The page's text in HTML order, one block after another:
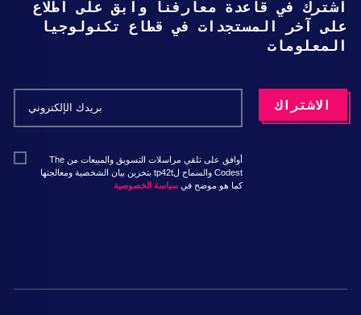
اشترك في قاعدة معارفنا وابق على اطلاع
على آخر المستجدات في قطاع تكنولوجيا
المعلومات
أوافق على تلقي مراسلات التسويق والمبيعات من The
Codest والسماح لtp42t بتخزين بيان الشخصية ومعالجتها
كما هو موضح في سياسة الخصوصية